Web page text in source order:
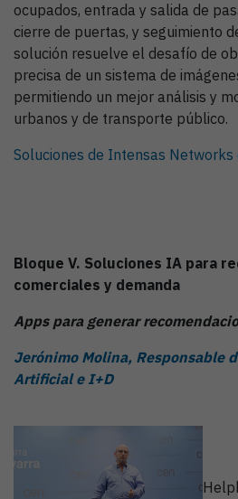
ocupados, entrada y salida de
cierre de puertas, y seguimiento
solución resuelve el desafío de
precisa de un sistema de
permitiendo un mejor análisis y
urbanos y de transporte público.
Soluciones de Intensas Networks
Bloque V. Soluciones IA para
comerciales y demanda
Apps para generar
Jerónimo Molina, Responsable
Artificial e I+D